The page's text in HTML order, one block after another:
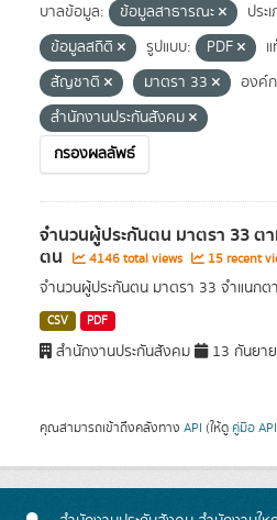
บาลข้อมูล:
ข้อมูลสาธารณะ
ประ
ข้อมูลสถิติ
รูปแบบ: PDF
สัญชาติ
มาตรา 33
องค์
สำนักงานประกันสังคม
กรองผลลัพธ์
จำนวนผู้ประกันตน มาตรา 33
ตน 4146 total views 15 recent
จำนวนผู้ประกันตน มาตรา 33 จำแนก
CSV PDF
สำนักงานประกันสังคม 13 กันยา
คุณสามารถเข้าถึงคลังทาง API (ให้ดู คู่มือ API